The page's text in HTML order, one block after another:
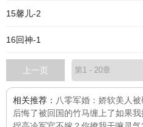
15馨儿-2
16回神-1
上一页
相关推荐： 八零军婚：娇软美人
后悔了被回国的竹马缠上了如果我